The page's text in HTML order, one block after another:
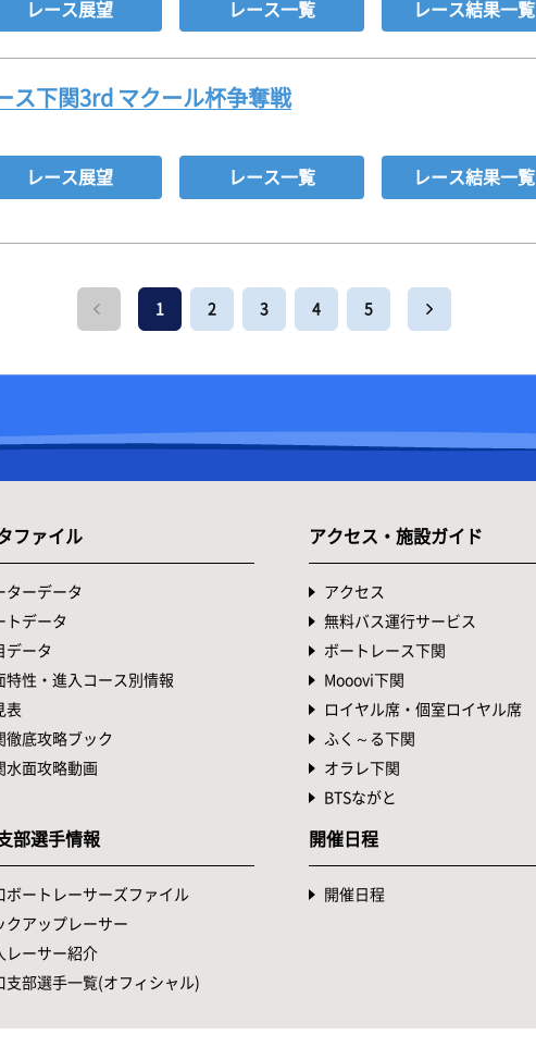
レース展望 レース一覧 レース結果一覧
ス下関3rd マクール杯争奪戦
レース展望 レース一覧 レース結果一覧
1 2 3 4 5
ファイル
ターデータ
トデータ
データ
特性・進入コース別情報
表
徹底攻略ブック
水面攻略動画
部選手情報
ボートレーサーズファイル
クアップレーサー
レーサー紹介
支部選手一覧(オフィシャル)
アクセス・施設ガイド
アクセス
無料バス運行サービス
ボートレース下関
Mooovi下関
ロイヤル席・個室ロイヤル席
ふく～る下関
オラレ下関
BTSながと
開催日程
開催日程